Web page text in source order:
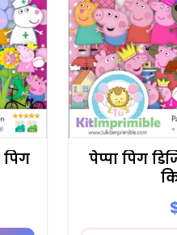
पिग
पेप्पा पिग